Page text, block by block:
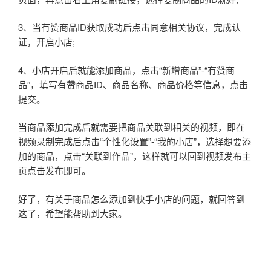
3、当有赞商品ID获取成功后点击同意相关协议，完成认
证，开启小店;
4、小店开启后就能添加商品，点击“新增商品”-“有赞商
品”，填写有赞商品ID、商品名称、商品价格等信息，点击
提交。
当商品添加完成后就需要把商品关联到相关的视频，即在
视频录制完成后点击“个性化设置”-“我的小店”，选择想要添
加的商品，点击“关联到作品”，这样就可以回到视频发布主
页点击发布即可。
好了，有关于商品怎么添加到快手小店的问题，就回答到
这了，希望能帮助到大家。